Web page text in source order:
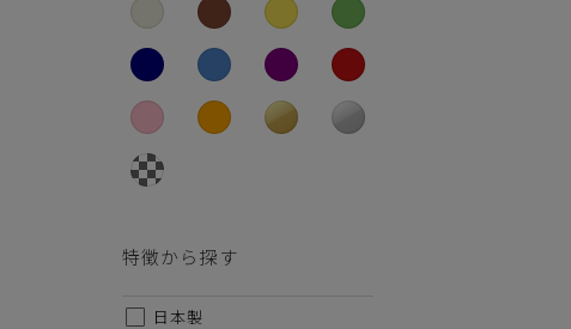
特徴から探す
日本製